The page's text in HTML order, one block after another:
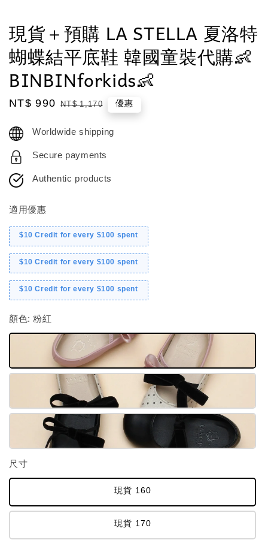
現貨＋預購 LA STELLA 夏洛特
蝴蝶結平底鞋 韓國童裝代購👶
BINBINforkids👶
Sale
NT$ 990 Regular
NT$ 1,170 優惠
Worldwide shipping
Secure payments
Authentic products
適用優惠
$10 Credit for every $100 spent
$10 Credit for every $100 spent
$10 Credit for every $100 spent
顏色: 粉紅
尺寸
現貨 160
現貨 170